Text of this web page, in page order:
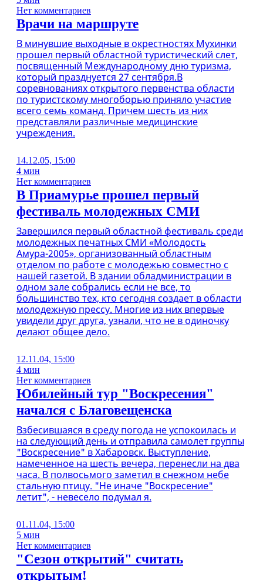
Нет комментариев
Врачи на маршруте
В минувшие выходные в окрестностях Мухинки
прошел первый областной туристический слет,
посвященный Международному дню туризма,
который празднуется 27 сентября.В
соревнованиях открытого первенства области
по туристскому многоборью приняло участие
всего семь команд. Причем шесть из них
представляли различные медицинские
учреждения.
14.12.05, 15:00
4 мин
Нет комментариев
В Приамурье прошел первый
фестиваль молодежных СМИ
Завершился первый областной фестиваль среди
молодежных печатных СМИ «Молодость
Амура-2005», организованный областным
отделом по работе с молодежью совместно с
нашей газетой. В здании обладминистрации в
одном зале собрались если не все, то
большинство тех, кто сегодня создает в области
молодежную прессу. Многие из них впервые
увидели друг друга, узнали, что не в одиночку
делают общее дело.
12.11.04, 15:00
4 мин
Нет комментариев
Юбилейный тур "Воскресения"
начался с Благовещенска
Взбесившаяся в среду погода не успокоилась и
на следующий день и отправила самолет группы
"Воскресение" в Хабаровск. Выступление,
намеченное на шесть вечера, перенесли на два
часа. В полвосьмого заметил в снежном небе
стальную птицу. "Не иначе "Воскресение"
летит", - невесело подумал я.
01.11.04, 15:00
5 мин
Нет комментариев
"Сезон открытий" считать
открытым!